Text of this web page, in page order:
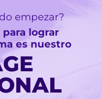
empezar?
lograr
es nuestro